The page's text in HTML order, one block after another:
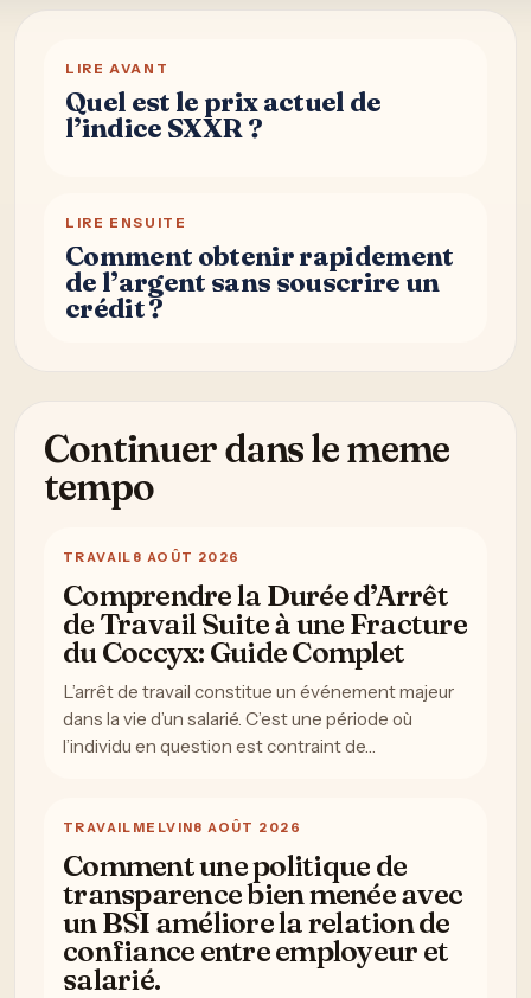
LIRE AVANT
Quel est le prix actuel de
l’indice SXXR ?
LIRE ENSUITE
Comment obtenir rapidement
de l’argent sans souscrire un
crédit ?
Continuer dans le meme
tempo
TRAVAIL 8 AOÛT 2026
Comprendre la Durée d’Arrêt
de Travail Suite à une Fracture
du Coccyx: Guide Complet
L’arrêt de travail constitue un événement majeur
dans la vie d’un salarié. C’est une période où
l’individu en question est contraint de…
TRAVAIL MELVIN8 AOÛT 2026
Comment une politique de
transparence bien menée avec
un BSI améliore la relation de
confiance entre employeur et
salarié.